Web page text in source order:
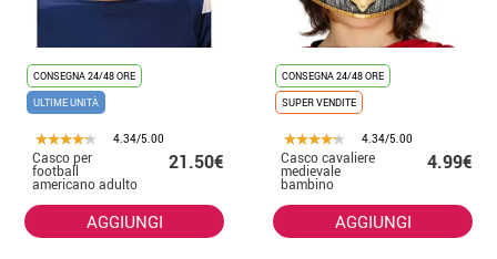
CONSEGNA 24/48 ORE
ULTIME UNITÀ
4.34/5.00
Casco per
football
americano adulto
21.50€
AGGIUNGI
CONSEGNA 24/48 ORE
SUPER VENDITE
4.34/5.00
Casco cavaliere
medievale
bambino
4.99€
AGGIUNGI